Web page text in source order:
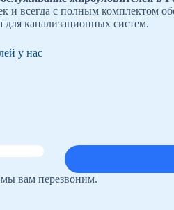
всегда с полным комплектом
канализационных систем.
у нас
вам перезвоним.